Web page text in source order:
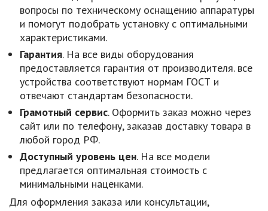
вопросы по техническому оснащению аппаратуры
и помогут подобрать установку с оптимальными
характеристиками.
Гарантия. На все виды оборудования
предоставляется гарантия от производителя. все
устройства соответствуют нормам ГОСТ и
отвечают стандартам безопасности.
Грамотный сервис. Оформить заказ можно через
сайт или по телефону, заказав доставку товара в
любой город РФ.
Доступный уровень цен. На все модели
предлагается оптимальная стоимость с
минимальными наценками.
Для оформления заказа или консультации,